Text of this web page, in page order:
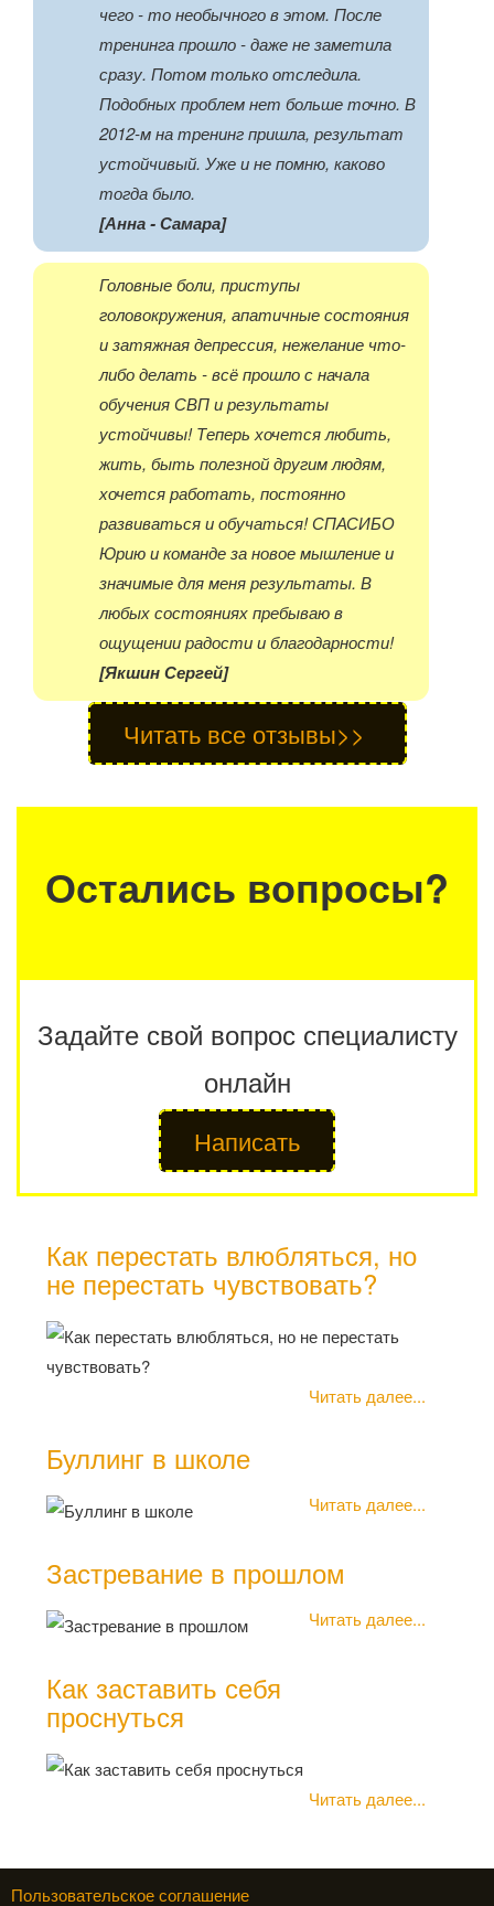
чего - то необычного в этом. После
тренинга прошло - даже не заметила
сразу. Потом только отследила.
Подобных проблем нет больше точно. В
2012-м на тренинг пришла, результат
устойчивый. Уже и не помню, каково
тогда было.
[Анна - Самара]
Головные боли, приступы
головокружения, апатичные состояния
и затяжная депрессия, нежелание что-
либо делать - всё прошло с начала
обучения СВП и результаты
устойчивы! Теперь хочется любить,
жить, быть полезной другим людям,
хочется работать, постоянно
развиваться и обучаться! СПАСИБО
Юрию и команде за новое мышление и
значимые для меня результаты. В
любых состояниях пребываю в
ощущении радости и благодарности!
[Якшин Сергей]
Читать все отзывы>>
Остались вопросы?
Задайте свой вопрос специалисту
онлайн
Написать
Как перестать влюбляться, но
не перестать чувствовать?
Читать далее...
Буллинг в школе
Читать далее...
Застревание в прошлом
Читать далее...
Как заставить себя
проснуться
Читать далее...
Пользовательское соглашение